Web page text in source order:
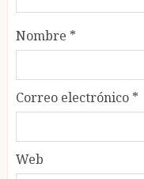
Nombre *
Correo electrónico *
Web